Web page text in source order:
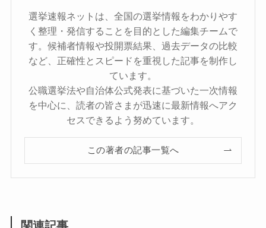
選挙速報ネットは、全国の選挙情報をわかりやす
く整理・発信することを目的とした編集チームで
す。候補者情報や投開票結果、過去データの比較
など、正確性とスピードを重視した記事を制作し
ています。
公職選挙法や自治体公式発表に基づいた一次情報
を中心に、読者の皆さまが迅速に最新情報へアク
セスできるよう努めています。
この著者の記事一覧へ